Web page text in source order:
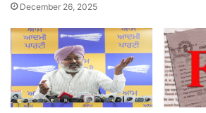
December 26, 2025